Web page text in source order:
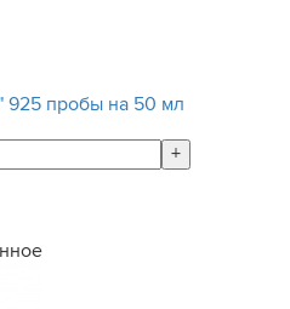
925 пробы на 50 мл
+